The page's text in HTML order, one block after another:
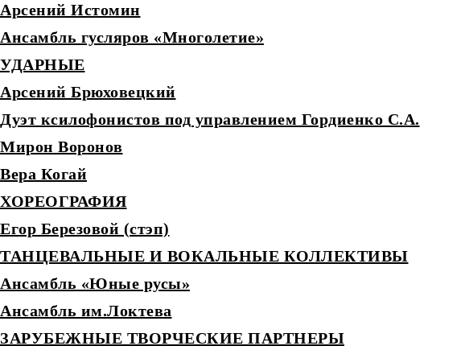
Арсений Истомин
Ансамбль гусляров «Многолетие»
УДАРНЫЕ
Арсений Брюховецкий
Дуэт ксилофонистов под управлением Гордиенко С.А.
Мирон Воронов
Вера Когай
ХОРЕОГРАФИЯ
Егор Березовой (стэп)
ТАНЦЕВАЛЬНЫЕ И ВОКАЛЬНЫЕ КОЛЛЕКТИВЫ
Ансамбль «Юные русы»
Ансамбль им.Локтева
ЗАРУБЕЖНЫЕ ТВОРЧЕСКИЕ ПАРТНЕРЫ